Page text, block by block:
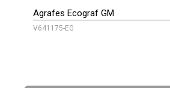
Agrafes Ecograf GM
V641175-EG